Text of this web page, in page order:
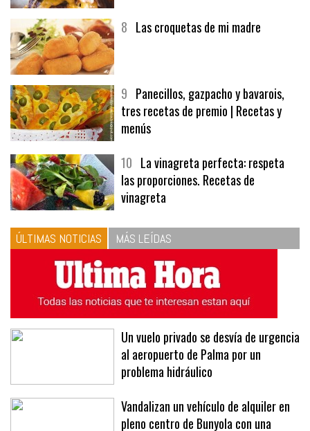
8 Las croquetas de mi madre
9 Panecillos, gazpacho y bavarois,
tres recetas de premio | Recetas y
menús
10 La vinagreta perfecta: respeta
las proporciones. Recetas de
vinagreta
ÚLTIMAS NOTICIAS MÁS LEÍDAS
Un vuelo privado se desvía de urgencia
al aeropuerto de Palma por un
problema hidráulico
Vandalizan un vehículo de alquiler en
pleno centro de Bunyola con una